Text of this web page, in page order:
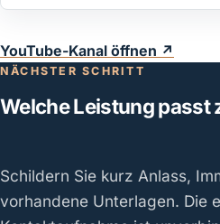
YouTube-Kanal öffnen ↗
NÄCHSTER SCHRITT
Welche Leistung passt
Schildern Sie kurz Anlass,
vorhandene Unterlagen. Die